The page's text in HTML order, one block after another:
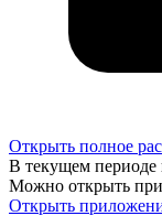
Открыть полное
В текущем периоде
Можно открыть
Открыть